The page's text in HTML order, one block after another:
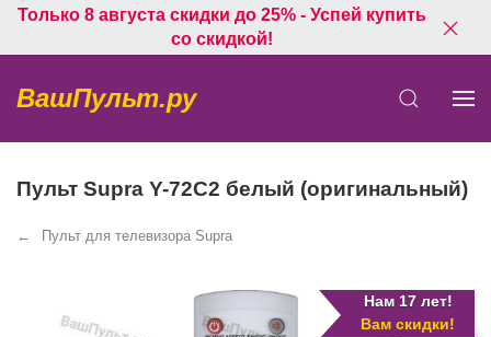
Только 8 августа скидки до 25% - Успей купить
со скидкой!
ВашПульт.ру
Пульт Supra Y-72C2 белый (оригинальный)
Пульт для телевизора Supra
Нам 17 лет!
Вам скидки!